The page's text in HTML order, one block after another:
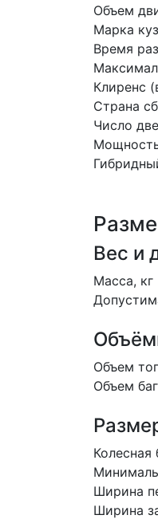
Объем
Марка
Время
Клиренс
Страна
Число
Вес и
Масса, кг
Объем
Объем
Колесная
Ширина
Ширина